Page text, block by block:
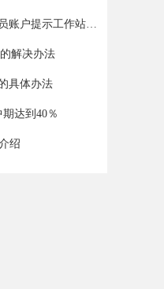
技术员恢复win10系统读取管理员账户提示工作站服务没有启动”的方案
解决办法
具体办法
达到40％
绍